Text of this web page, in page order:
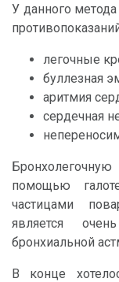
У данного
легочные
буллезная
аритмия
сердечная
помощью
частицами
является
бронхиальной
В конце